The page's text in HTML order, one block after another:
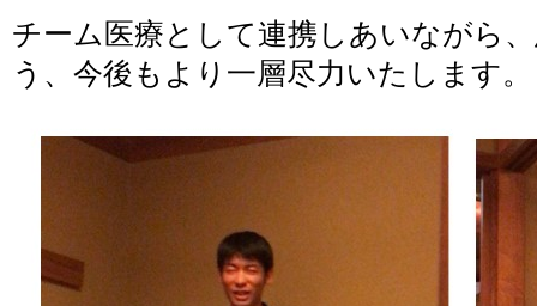
チーム医療として連携しあいながら
う、今後もより一層尽力いたします。